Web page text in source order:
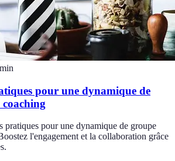
min
pour une dynamique de
coaching
pratiques pour une dynamique de groupe
l'engagement et la collaboration grâce